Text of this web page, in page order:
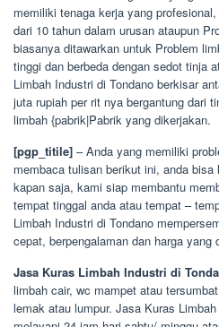
memiliki tenaga kerja yang
dari 10 tahun dalam urusan ataupun
biasanya ditawarkan untuk Problem
tinggi dan berbeda dengan sedot tinja
Limbah Industri di Tondano berkisar
juta rupiah per rit nya bergantung dari
limbah {pabrik|Pabrik yang dikerjakan.
[pgp_titile] – Anda yang memiliki
membaca tulisan berikut ini, anda
kapan saja, kami siap membantu
tempat tinggal anda atau tempat –
Limbah Industri di Tondano
cepat, berpengalaman dan harga yang
Jasa Kuras Limbah Industri di
limbah cair, wc mampet atau
lemak atau lumpur. Jasa Kuras